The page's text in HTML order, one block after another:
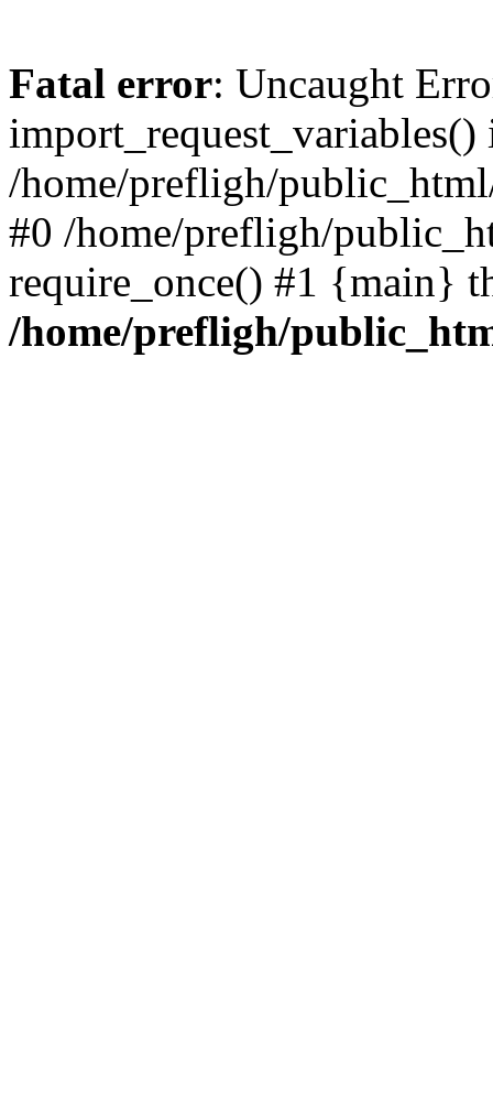
Fatal error: Uncaught
import_request_variables()
/home/prefligh/
#0 /home/prefligh/
require_once() #1 {main}
/home/prefligh/